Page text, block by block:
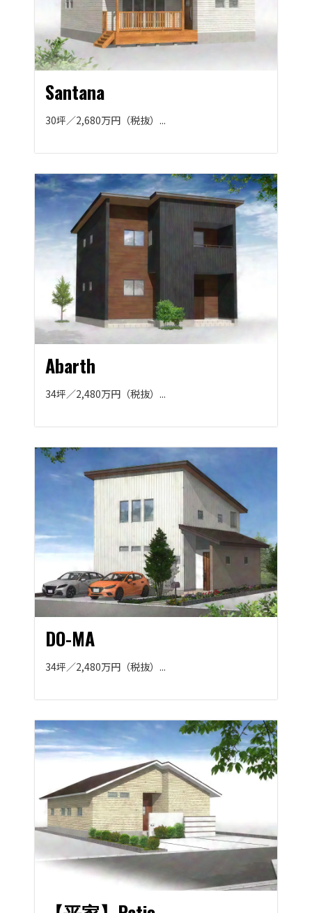
Santana
30坪／2,680万円（税抜）...
Abarth
34坪／2,480万円（税抜）...
DO-MA
34坪／2,480万円（税抜）...